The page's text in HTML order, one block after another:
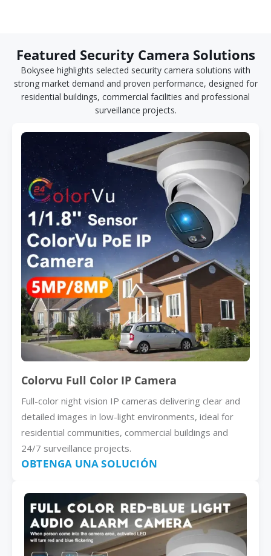
Featured Security Camera Solutions
Bokysee highlights selected security camera solutions with
strong market demand and proven performance, designed for
residential buildings, commercial facilities and professional
surveillance projects.
Colorvu Full Color IP Camera
Full-color night vision IP cameras delivering clear and
detailed images in low-light environments, ideal for
residential communities, commercial buildings and
24/7 surveillance projects.
OBTENGA UNA SOLUCIÓN